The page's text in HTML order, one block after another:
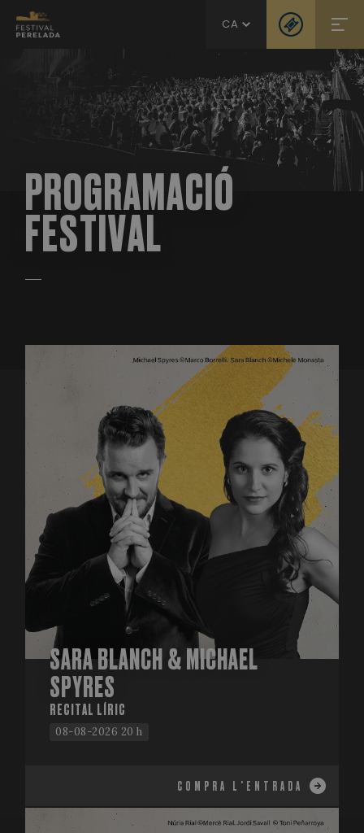
CA
PROGRAMACIÓ
FESTIVAL
SARA BLANCH & MICHAEL
SPYRES
RECITAL LÍRIC
08-08-2026 20 h
COMPRA L'ENTRADA